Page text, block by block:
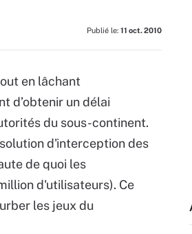
Publié le: 11 oct. 2010
en lâchant
d’obtenir un délai
du sous-continent.
d'interception des
de quoi les
d'utilisateurs). Ce
les jeux du